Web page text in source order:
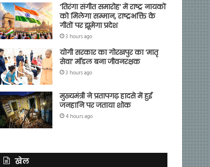
‘तिरंगा संगीत समारोह’ में राष्ट्र नायकों
को मिलेगा सम्मान, राष्ट्रभक्ति के
गीतों पर झूमेगा प्रदेश
3 hours ago
योगी सरकार का गोरखपुर का ‘मातृ
सेवा’ मॉडल बना जीवनरक्षक
3 hours ago
मुख्यमंत्री ने प्रतापगढ़ हादसे में हुई
जनहानि पर जताया शोक
4 hours ago
खेल